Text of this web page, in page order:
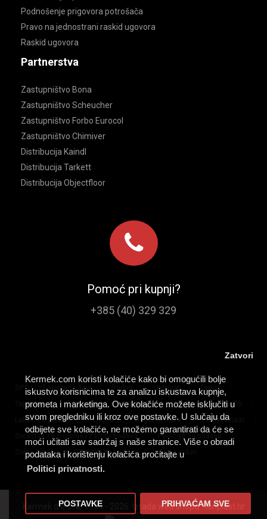
Kermek.com koristi kolačiće kako bi omogućili bolje
iskustvo korisnicima te za analizu iskustava kupnje,
prometa i marketinga. Ove kolačiće možete isključiti u
svom pregledniku ili kroz ove postavke. U slučaju da
odbijete sve kolačiće, ne možemo garantirati da će se
moći učitati sav sadržaj s naše stranice. Više o obradi
podataka i korištenju kolačića pročitajte u
Politici privatnosti.
Zatvori
POSTAVKE PRIHVAĆAM SVE
Podnošenje prigovora potrošača
Pravo na jednostrani raskid ugovora
Raskid ugovora
Partnerstva
Zastupništvo Bona
Zastupništvo Scheucher
Zastupništvo Forbo Eurocol
Zastupništvo Chimiver
Distribucija Kaindl
Distribucija Tarkett
Distribucija Objectfloor
Pomoć pri kupnji?
+385 (40) 329 329
SPC I LVT vinilni podovi / Laminat / Tepisi
Tapisoni / PVC podovi / Tepih staze / Lajsne / Profili
Lakovi za parkete / Ljepila / Umjetna trava / Predpremazi
Sredstva za čišćenje i zaštitu podova / Podloge za podove /
Zidne obloge / Zaštita za podove / Alat i pribor
Kermek d.o.o. © 1994 - 2026. Izrada web shopa:Konplast.hr